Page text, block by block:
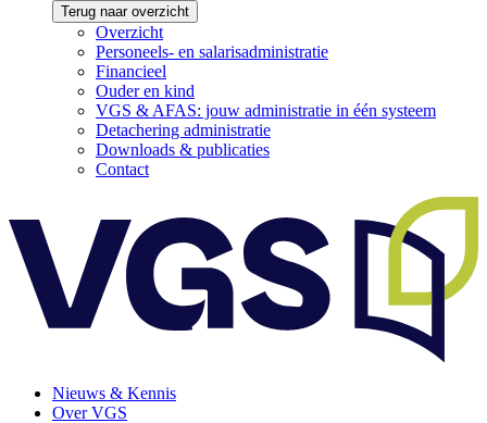
Terug naar overzicht
Overzicht
Personeels- en salarisadministratie
Financieel
Ouder en kind
VGS & AFAS: jouw administratie in één systeem
Detachering administratie
Downloads & publicaties
Contact
Nieuws & Kennis
Over VGS